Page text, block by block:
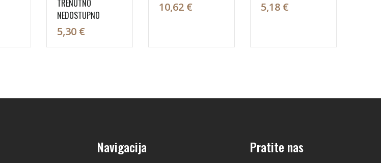
TRENUTNO
NEDOSTUPNO
5,30 €
10,62 € 5,18 €
Navigacija Pratite nas